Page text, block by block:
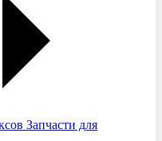
Запчасти для